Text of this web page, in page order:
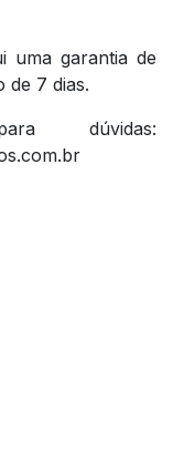
uma garantia de
de 7 dias.
dúvidas: